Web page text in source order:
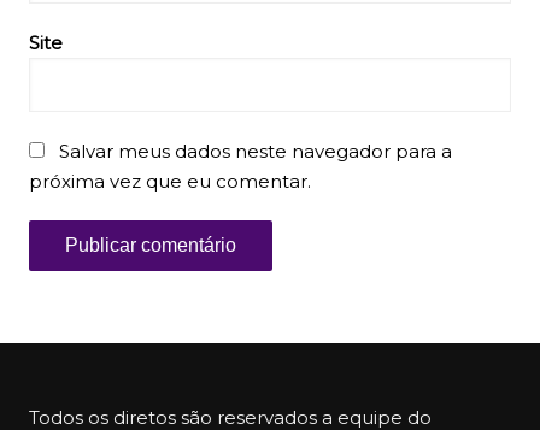
Site
Salvar meus dados neste navegador para a
próxima vez que eu comentar.
Todos os diretos são reservados a equipe do